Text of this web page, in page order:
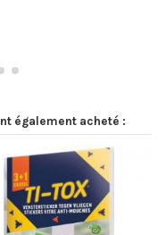
également acheté :